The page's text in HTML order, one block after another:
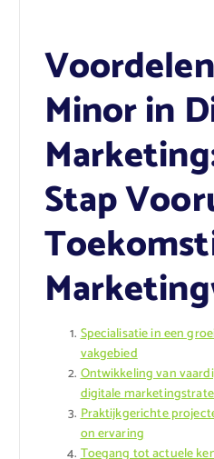
Minor in
Stap
Specialisatie in een
vakgebied
Ontwikkeling van
digitale
Praktijkgerichte
on ervaring
Toegang tot actuele